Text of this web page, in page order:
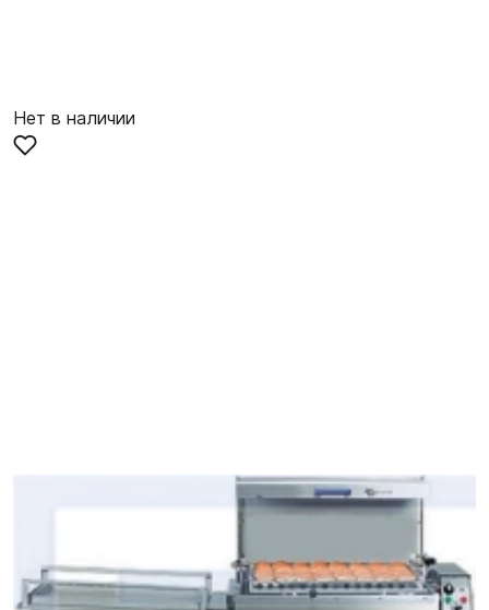
Нет в наличии